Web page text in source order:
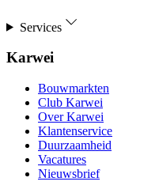
Services
Karwei
Bouwmarkten
Club Karwei
Over Karwei
Klantenservice
Duurzaamheid
Vacatures
Nieuwsbrief